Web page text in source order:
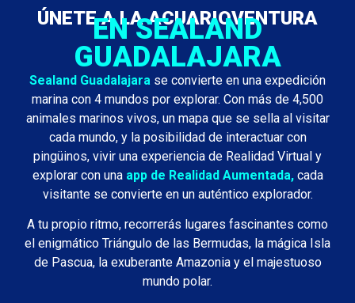
ÚNETE A LA ACUARIOVENTURA
EN SEALAND
GUADALAJARA
Sealand Guadalajara se convierte en una expedición
marina con 4 mundos por explorar. Con más de 4,500
animales marinos vivos, un mapa que se sella al visitar
cada mundo, y la posibilidad de interactuar con
pingüinos, vivir una experiencia de Realidad Virtual y
explorar con una app de Realidad Aumentada,cada
visitante se convierte en un auténtico explorador.
A tu propio ritmo, recorrerás lugares fascinantes como
el enigmático Triángulo de las Bermudas, la mágica Isla
de Pascua, la exuberante Amazonia y el majestuoso
mundo polar.